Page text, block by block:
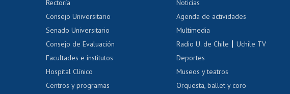
alumnos
exalumnos
Evaluación docente
Calificación académica
Postulación al AUCAI
Certificado de renta
Gestión de correo uchile
Acoso laboral, sexual y
Rectoría
Consejo Universitario
Senado Universitario
Consejo de Evaluación
Facultades e institutos
Hospital Clínico
Centros y programas
Noticias
Agenda de actividades
Multimedia
Radio U. de Chile |Uchile TV
Deportes
Museos y teatros
Orquesta, ballet y coro